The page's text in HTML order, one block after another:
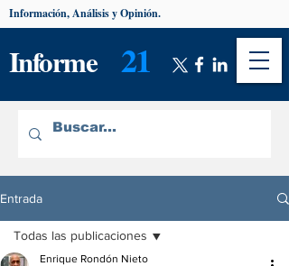
Informe 21
Información, Análisis y Opinión.
Entrada
Todas las publicaciones
Enrique Rondón Nieto